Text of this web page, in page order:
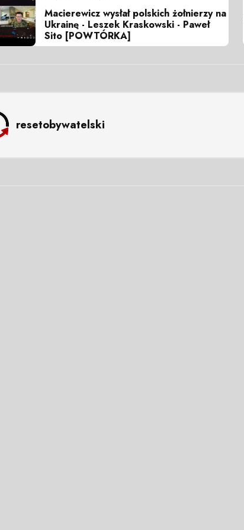
Macierewicz wysłał polskich żołnierzy na
Ukrainę - Leszek Kraskowski - Paweł
Sito [POWTÓRKA]
resetobywatelski